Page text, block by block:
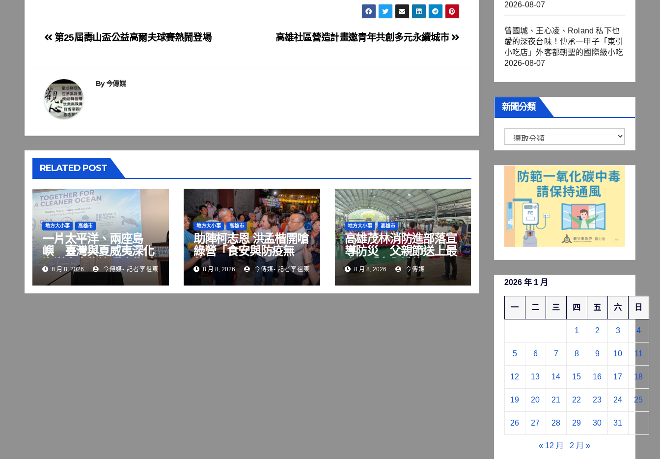
文
導
覽
高雄社區營造計畫邀青年共創多元永續城市
第25屆壽山盃公益高爾夫球賽熱鬧登場
By今傳媒
RELATED POST
地方大小事 高雄市
一片太平洋、兩座島
嶼 臺灣與夏威夷深化
海洋廢棄物治理合作 臺
美聯手跨太平洋治海廢
8 月 8, 2026 今傳媒- 記者李祖東
地方大小事 高雄市
助陣柯志恩 洪孟楷開嗆
綠營「食安與防疫無
能」
8 月 8, 2026 今傳媒- 記者李祖東
地方大小事 高雄市
高雄茂林消防進部落宣
導防災 父親節送上最
實用「安全禮物」
8 月 8, 2026 今傳媒
2026-08-07
曾國城、王心凌、Roland 私下也
愛的深夜台味！傳承一甲子「東引
小吃店」外客都朝聖的國際級小吃
2026-08-07
新聞分類
聞
分
2026 年 1 月
一 二 三 四 五 六 日
1 2 3 4
5 6 7 8 9 10 11
12 13 14 15 16 17 18
19 20 21 22 23 24 25
26 27 28 29 30 31
« 12 月 2 月 »